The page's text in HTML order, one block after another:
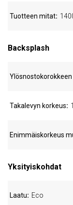
Tuotteen mitat
Backsplash
Ylösnostokorokkeen
Takalevyn korkeus
Enimmäiskorkeus
Yksityiskohdat
Laatu Eco